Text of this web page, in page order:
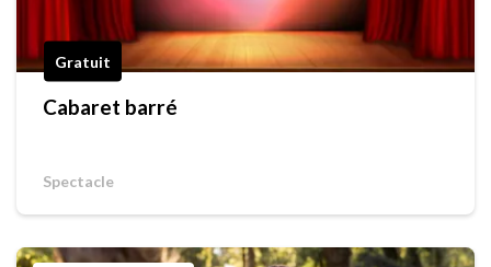
Gratuit
Cabaret barré
Spectacle